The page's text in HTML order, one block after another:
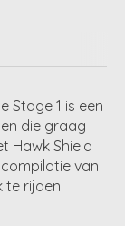
Stage 1 is een
die graag
Hawk Shield
van
te rijden